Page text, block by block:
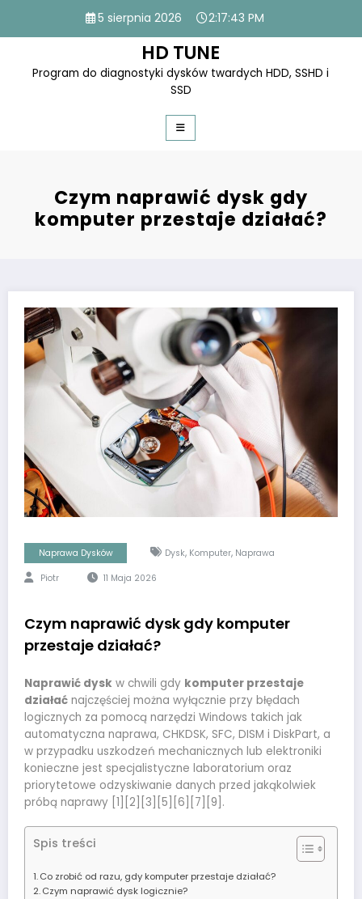
content
5 sierpnia 2026 2:17:44 PM
HD TUNE
Program do diagnostyki dysków twardych HDD, SSHD i
SSD
Czym naprawić dysk gdy
komputer przestaje działać?
Naprawa Dysków Dysk, Komputer, Naprawa
Piotr 11 Maja 2026
Czym naprawić dysk gdy komputer
przestaje działać?
Naprawić dysk w chwili gdy komputer przestaje
działać najczęściej można wyłącznie przy błędach
logicznych za pomocą narzędzi Windows takich jak
automatyczna naprawa, CHKDSK, SFC, DISM i DiskPart, a
w przypadku uszkodzeń mechanicznych lub elektroniki
konieczne jest specjalistyczne laboratorium oraz
priorytetowe odzyskiwanie danych przed jakąkolwiek
próbą naprawy [1][2][3][5][6][7][9].
Spis treści
Co zrobić od razu, gdy komputer przestaje działać?
Czym naprawić dysk logicznie?